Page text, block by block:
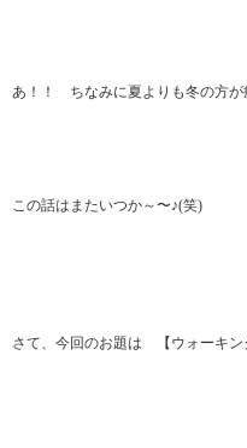
あ！！ ちなみに夏よりも冬の方が
この話はまたいつか～〜♪(笑)
さて、今回のお題は 【ウォーキ